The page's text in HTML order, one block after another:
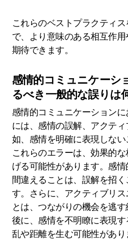
これらのベストプラクティ
で、より意味のある相互作
期待できます。
感情的コミュニケーシ
るべき一般的な誤りは
感情的コミュニケーション
には、感情の誤解、アクテ
如、感情を明確に表現しない
これらのエラーは、効果的
げる可能性があります。感
間違えることは、誤解を招
す。さらに、アクティブリ
とは、つながりの機会を逃
後に、感情を不明瞭に表現
乱や距離を生む可能性があり